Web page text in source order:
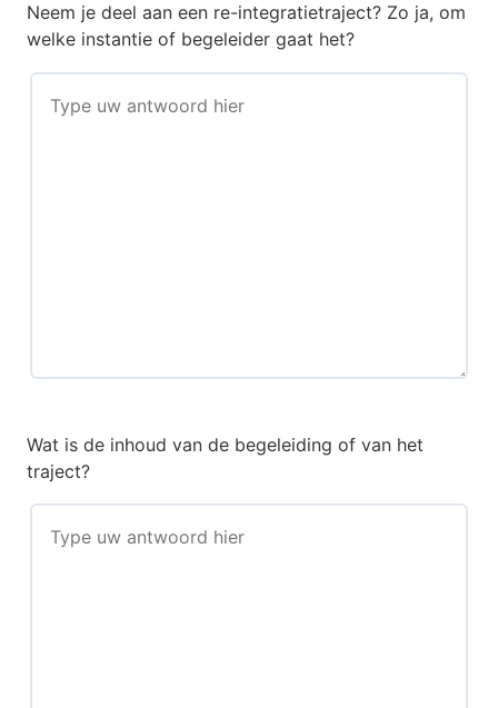
Neem je deel aan een re-integratietraject? Zo ja, om
welke instantie of begeleider gaat het?
Wat is de inhoud van de begeleiding of van het
traject?